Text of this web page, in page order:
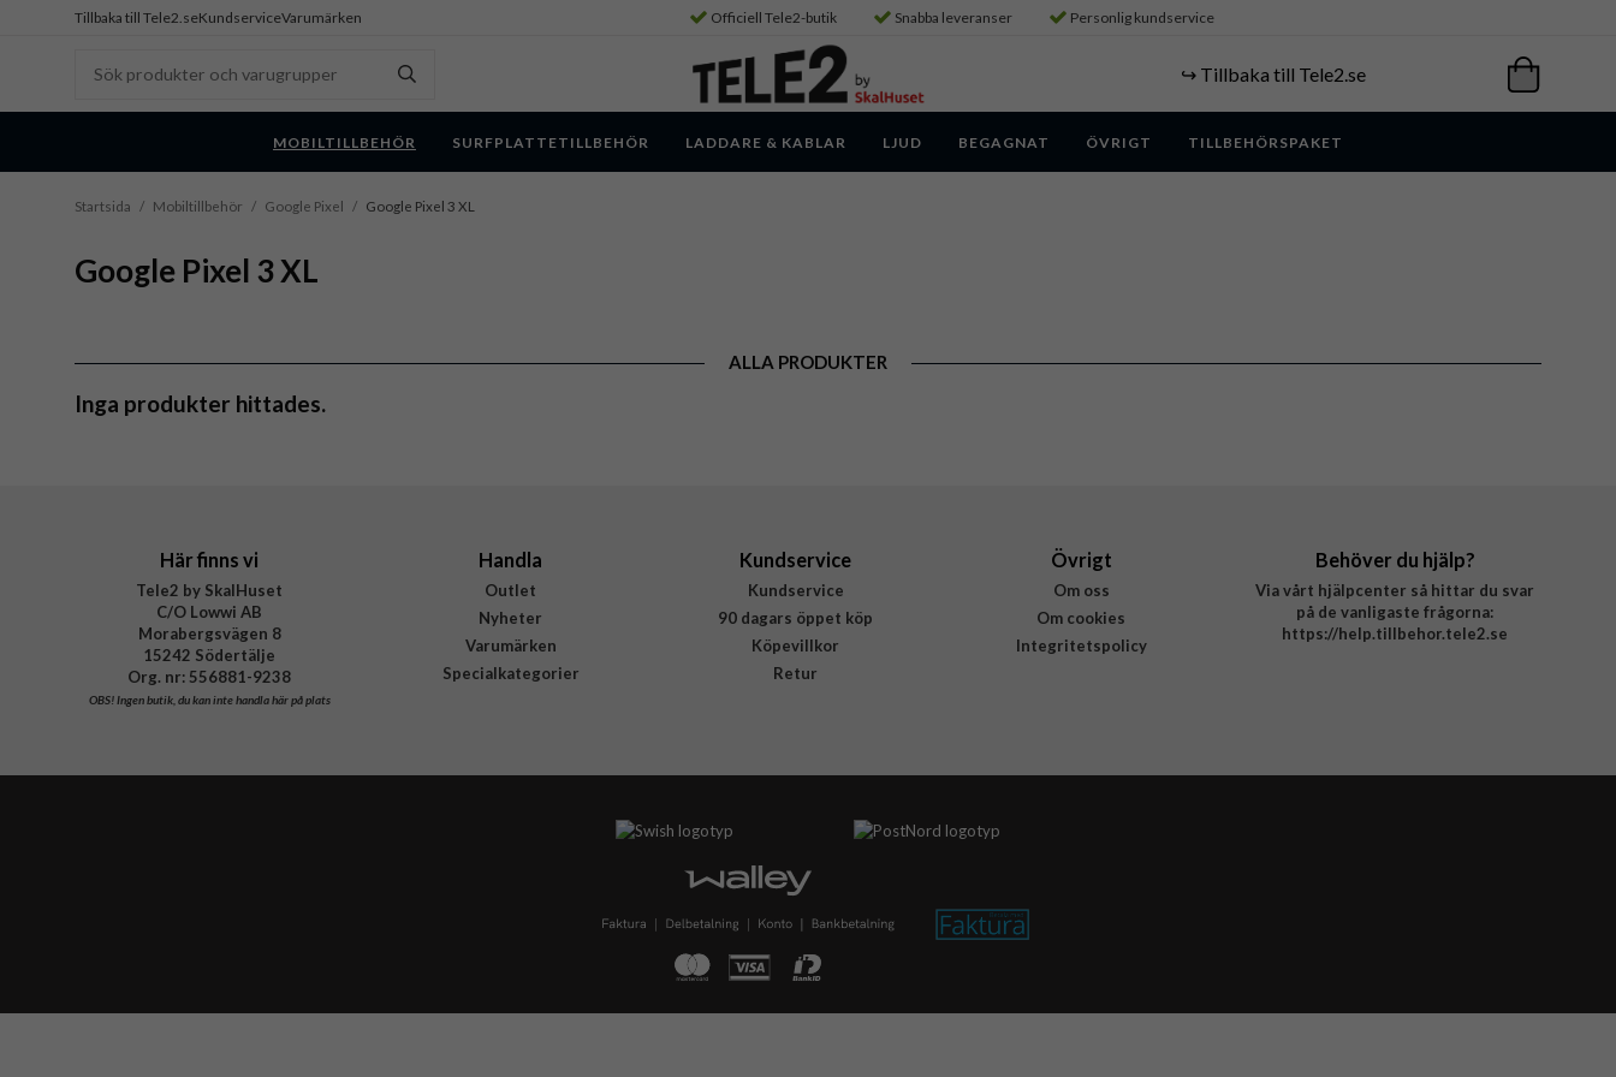
Tillbaka till Tele2.seKundserviceVarumärken Officiell Tele2-butik Snabba leveranser Personlig kundservice
↪️ Tillbaka till Tele2.se
MOBILTILLBEHÖR SURFPLATTETILLBEHÖR LADDARE & KABLAR LJUD BEGAGNAT ÖVRIGT TILLBEHÖRSPAKET
Startsida / Mobiltillbehör / Google Pixel / Google Pixel 3 XL
Google Pixel 3 XL
ALLA PRODUKTER
Inga produkter hittades.
Här finns vi
Tele2 by SkalHuset
C/O Lowwi AB
Morabergsvägen 8
15242 Södertälje
Org. nr: 556881-9238
OBS!Ingen butik, du kan inte handla här på plats
Handla
Outlet
Nyheter
Varumärken
Specialkategorier
Kundservice
Kundservice
90 dagars öppet köp
Köpevillkor
Retur
Övrigt
Om oss
Om cookies
Integritetspolicy
Behöver du hjälp?
Via vårt hjälpcenter så hittar du svar
på de vanligaste frågorna:
https://help.tillbehor.tele2.se